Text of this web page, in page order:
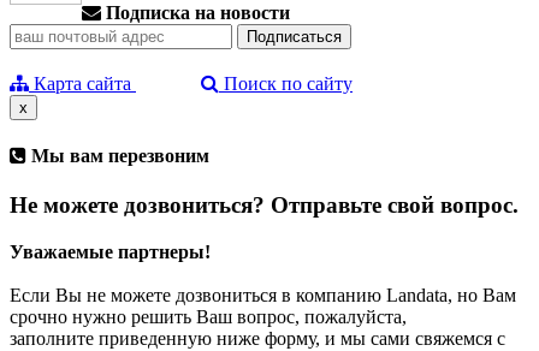
Подписка на новости
Карта сайта Поиск по сайту
x
Мы вам перезвоним
Не можете дозвониться? Отправьте свой вопрос.
Уважаемые партнеры!
Если Вы не можете дозвониться в компанию Landata, но Вам
срочно нужно решить Ваш вопрос, пожалуйста,
заполните приведенную ниже форму, и мы сами свяжемся с